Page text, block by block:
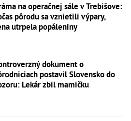
na operačnej sále v Trebišove:
pôrodu sa vznietili výpary,
utrpela popáleniny
dokument o
postavil Slovensko do
Lekár zbil mamičku